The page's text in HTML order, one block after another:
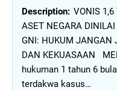
VONIS 1,6
ASET NEGARA
GNI: HUKUM JANGAN
DAN KEKUASAAN
hukuman 1 tahun 6
terdakwa kasus…